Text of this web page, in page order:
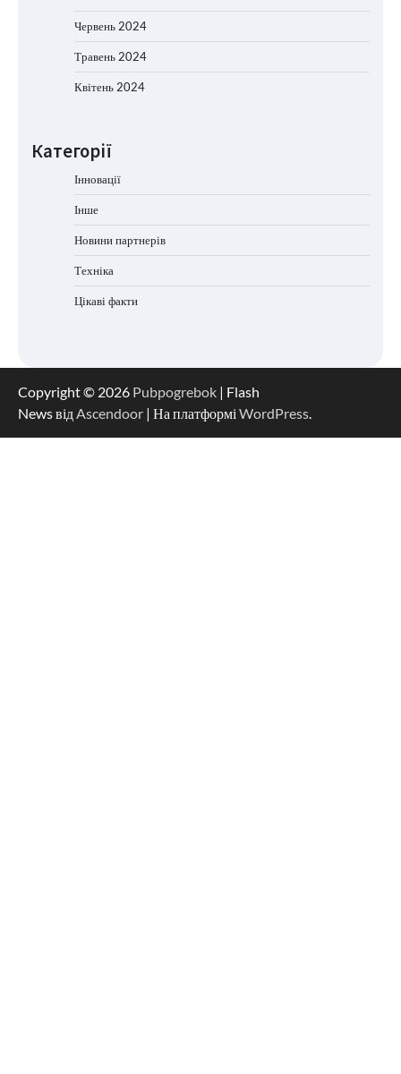
Червень 2024
Травень 2024
Квітень 2024
Категорії
Інновації
Інше
Новини партнерів
Техніка
Цікаві факти
Copyright © 2026 Pubpogrebok | Flash
News від Ascendoor | На платформі WordPress